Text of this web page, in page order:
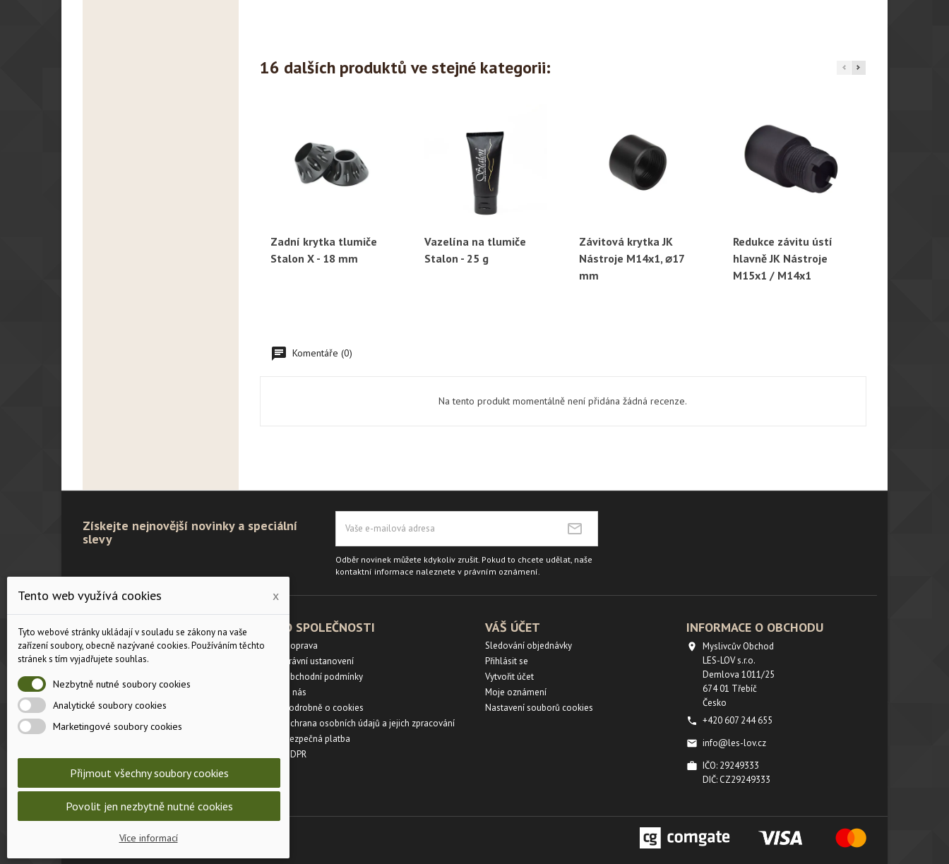
16 dalších produktů ve stejné kategorii:
Rychlý náhled
Zadní krytka tlumiče
Stalon X - 18 mm
Rychlý náhled
Vazelína na tlumiče
Stalon - 25 g
Rychlý náhled
Závitová krytka JK
Nástroje M14x1, ⌀17
mm
Rychlý náhled
Redukce závitu ústí
hlavně JK Nástroje
M15x1 / M14x1
Komentáře (0)
Na tento produkt momentálně není přidána žádná recenze.
Získejte nejnovější novinky a speciální
slevy
Odběr novinek můžete kdykoliv zrušit. Pokud to chcete udělat, naše
kontaktní informace naleznete v právním oznámení.
PRODUKTY
Velikostní tabulka
Slevy
Napište nám
Mapa stránek
Prodejny
O SPOLEČNOSTI
Doprava
Právní ustanovení
Obchodní podmínky
O nás
Podrobně o cookies
Ochrana osobních údajů a jejich zpracování
Bezpečná platba
GDPR
VÁŠ ÚČET
Sledování objednávky
Přihlásit se
Vytvořit účet
Moje oznámení
Nastavení souborů cookies
INFORMACE O OBCHODU

Myslivcův Obchod
LES-LOV s.r.o.
Demlova 1011/25
674 01 Třebíč
Česko
 +420 607 244 655
 info@les-lov.cz
 IČO: 29249333
DIČ: CZ29249333
© 2024 - LES-LOV s.r.o.
Internetový obchod od WEB-ESHOP.CZ
Tento web využívá cookies x
Tyto webové stránky ukládají v souladu se zákony na vaše
zařízení soubory, obecně nazývané cookies. Používáním těchto
stránek s tím vyjadřujete souhlas.
Nezbytně nutné soubory cookies
Analytické soubory cookies
Marketingové soubory cookies
Přijmout všechny soubory cookies
Povolit jen nezbytně nutné cookies
Více informací